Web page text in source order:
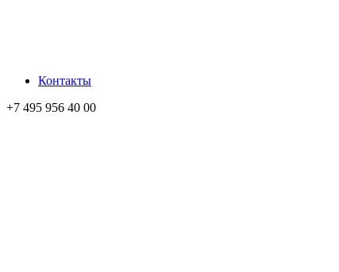
Контакты
+7 495 956 40 00